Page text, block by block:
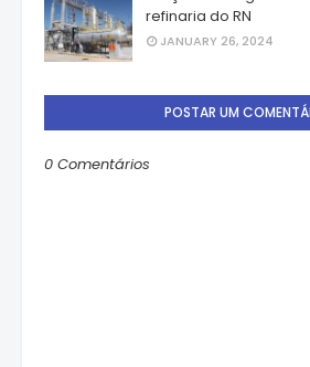
refinaria do RN
JANUARY 26, 2024
POSTAR UM
0 Comentários